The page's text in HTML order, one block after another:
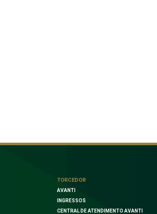
TORCEDOR
AVANTI
INGRESSOS
CENTRAL DE ATENDIMENTO AVANTI